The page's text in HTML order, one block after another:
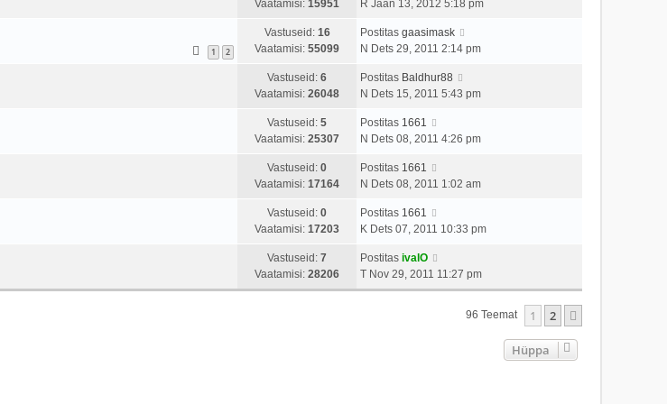
Vaatamisi: 15951
R Jaan 13, 2012 5:18 pm
1 2
Vastuseid: 16
Vaatamisi: 55099
Postitas gaasimask
N Dets 29, 2011 2:14 pm
Vastuseid: 6
Vaatamisi: 26048
Postitas Baldhur88
N Dets 15, 2011 5:43 pm
Vastuseid: 5
Vaatamisi: 25307
Postitas 1661
N Dets 08, 2011 4:26 pm
Vastuseid: 0
Vaatamisi: 17164
Postitas 1661
N Dets 08, 2011 1:02 am
Vastuseid: 0
Vaatamisi: 17203
Postitas 1661
K Dets 07, 2011 10:33 pm
Vastuseid: 7
Vaatamisi: 28206
Postitas ivalO
T Nov 29, 2011 11:27 pm
96 Teemat 1 2
Hüppa